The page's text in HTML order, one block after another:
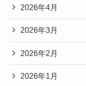
2026年4月
2026年3月
2026年2月
2026年1月